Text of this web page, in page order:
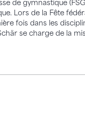
de gymnastique
Lors de la Fête
fois dans les
se charge de la